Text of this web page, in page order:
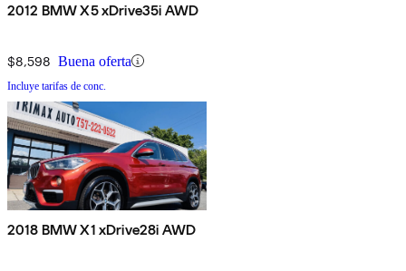
2012 BMW X5 xDrive35i AWD
$8,598 Buena oferta
Incluye tarifas de conc.
2018 BMW X1 xDrive28i AWD